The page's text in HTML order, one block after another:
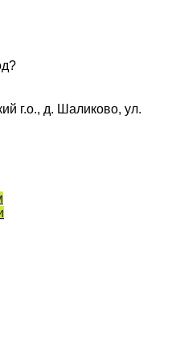
г.о., д. Шаликово, ул.